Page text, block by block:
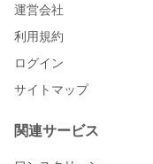
運営会社
利用規約
ログイン
サイトマップ
関連サービス